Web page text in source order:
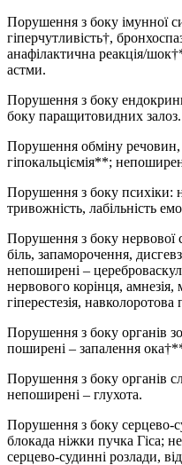
Порушення з боку імунної
гіперчутливість†,
анафілактична реакція/
астми.
Порушення з боку
боку паращитовидних залоз.
Порушення обміну речовин,
гіпокальціємія**;
Порушення з боку психіки:
тривожність, лабільність
Порушення з боку нервової
біль, запаморочення,
непоширені –
нервового корінця, амнезія,
гіперестезія, навколоротова
Порушення з боку органів
поширені – запалення
Порушення з боку органів
непоширені – глухота.
Порушення з боку серцево-
блокада ніжки пучка Гіса;
серцево-судинні розлади,